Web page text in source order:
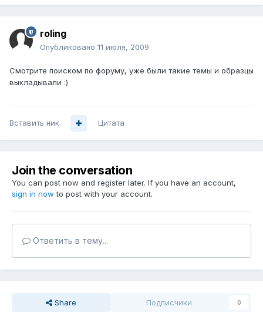
roling
Опубликовано 11 июля, 2009
Смотрите поиском по форуму, уже были такие темы и образцы
выкладывали :)
Вставить ник Цитата
Join the conversation
You can post now and register later. If you have an account,
sign in now to post with your account.
Ответить в тему...
Share Подписчики 0